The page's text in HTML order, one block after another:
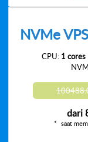
NVMe
CPU: 1 cores
dari
saat